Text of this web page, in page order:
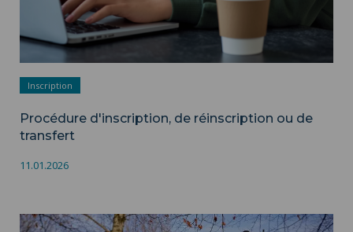
Inscription
Procédure d'inscription, de réinscription ou de
transfert
11.01.2026
Les composantes de formation ">